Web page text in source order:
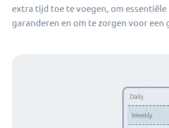
extra tijd toe te voegen, om essentiële
garanderen en om te zorgen voor een